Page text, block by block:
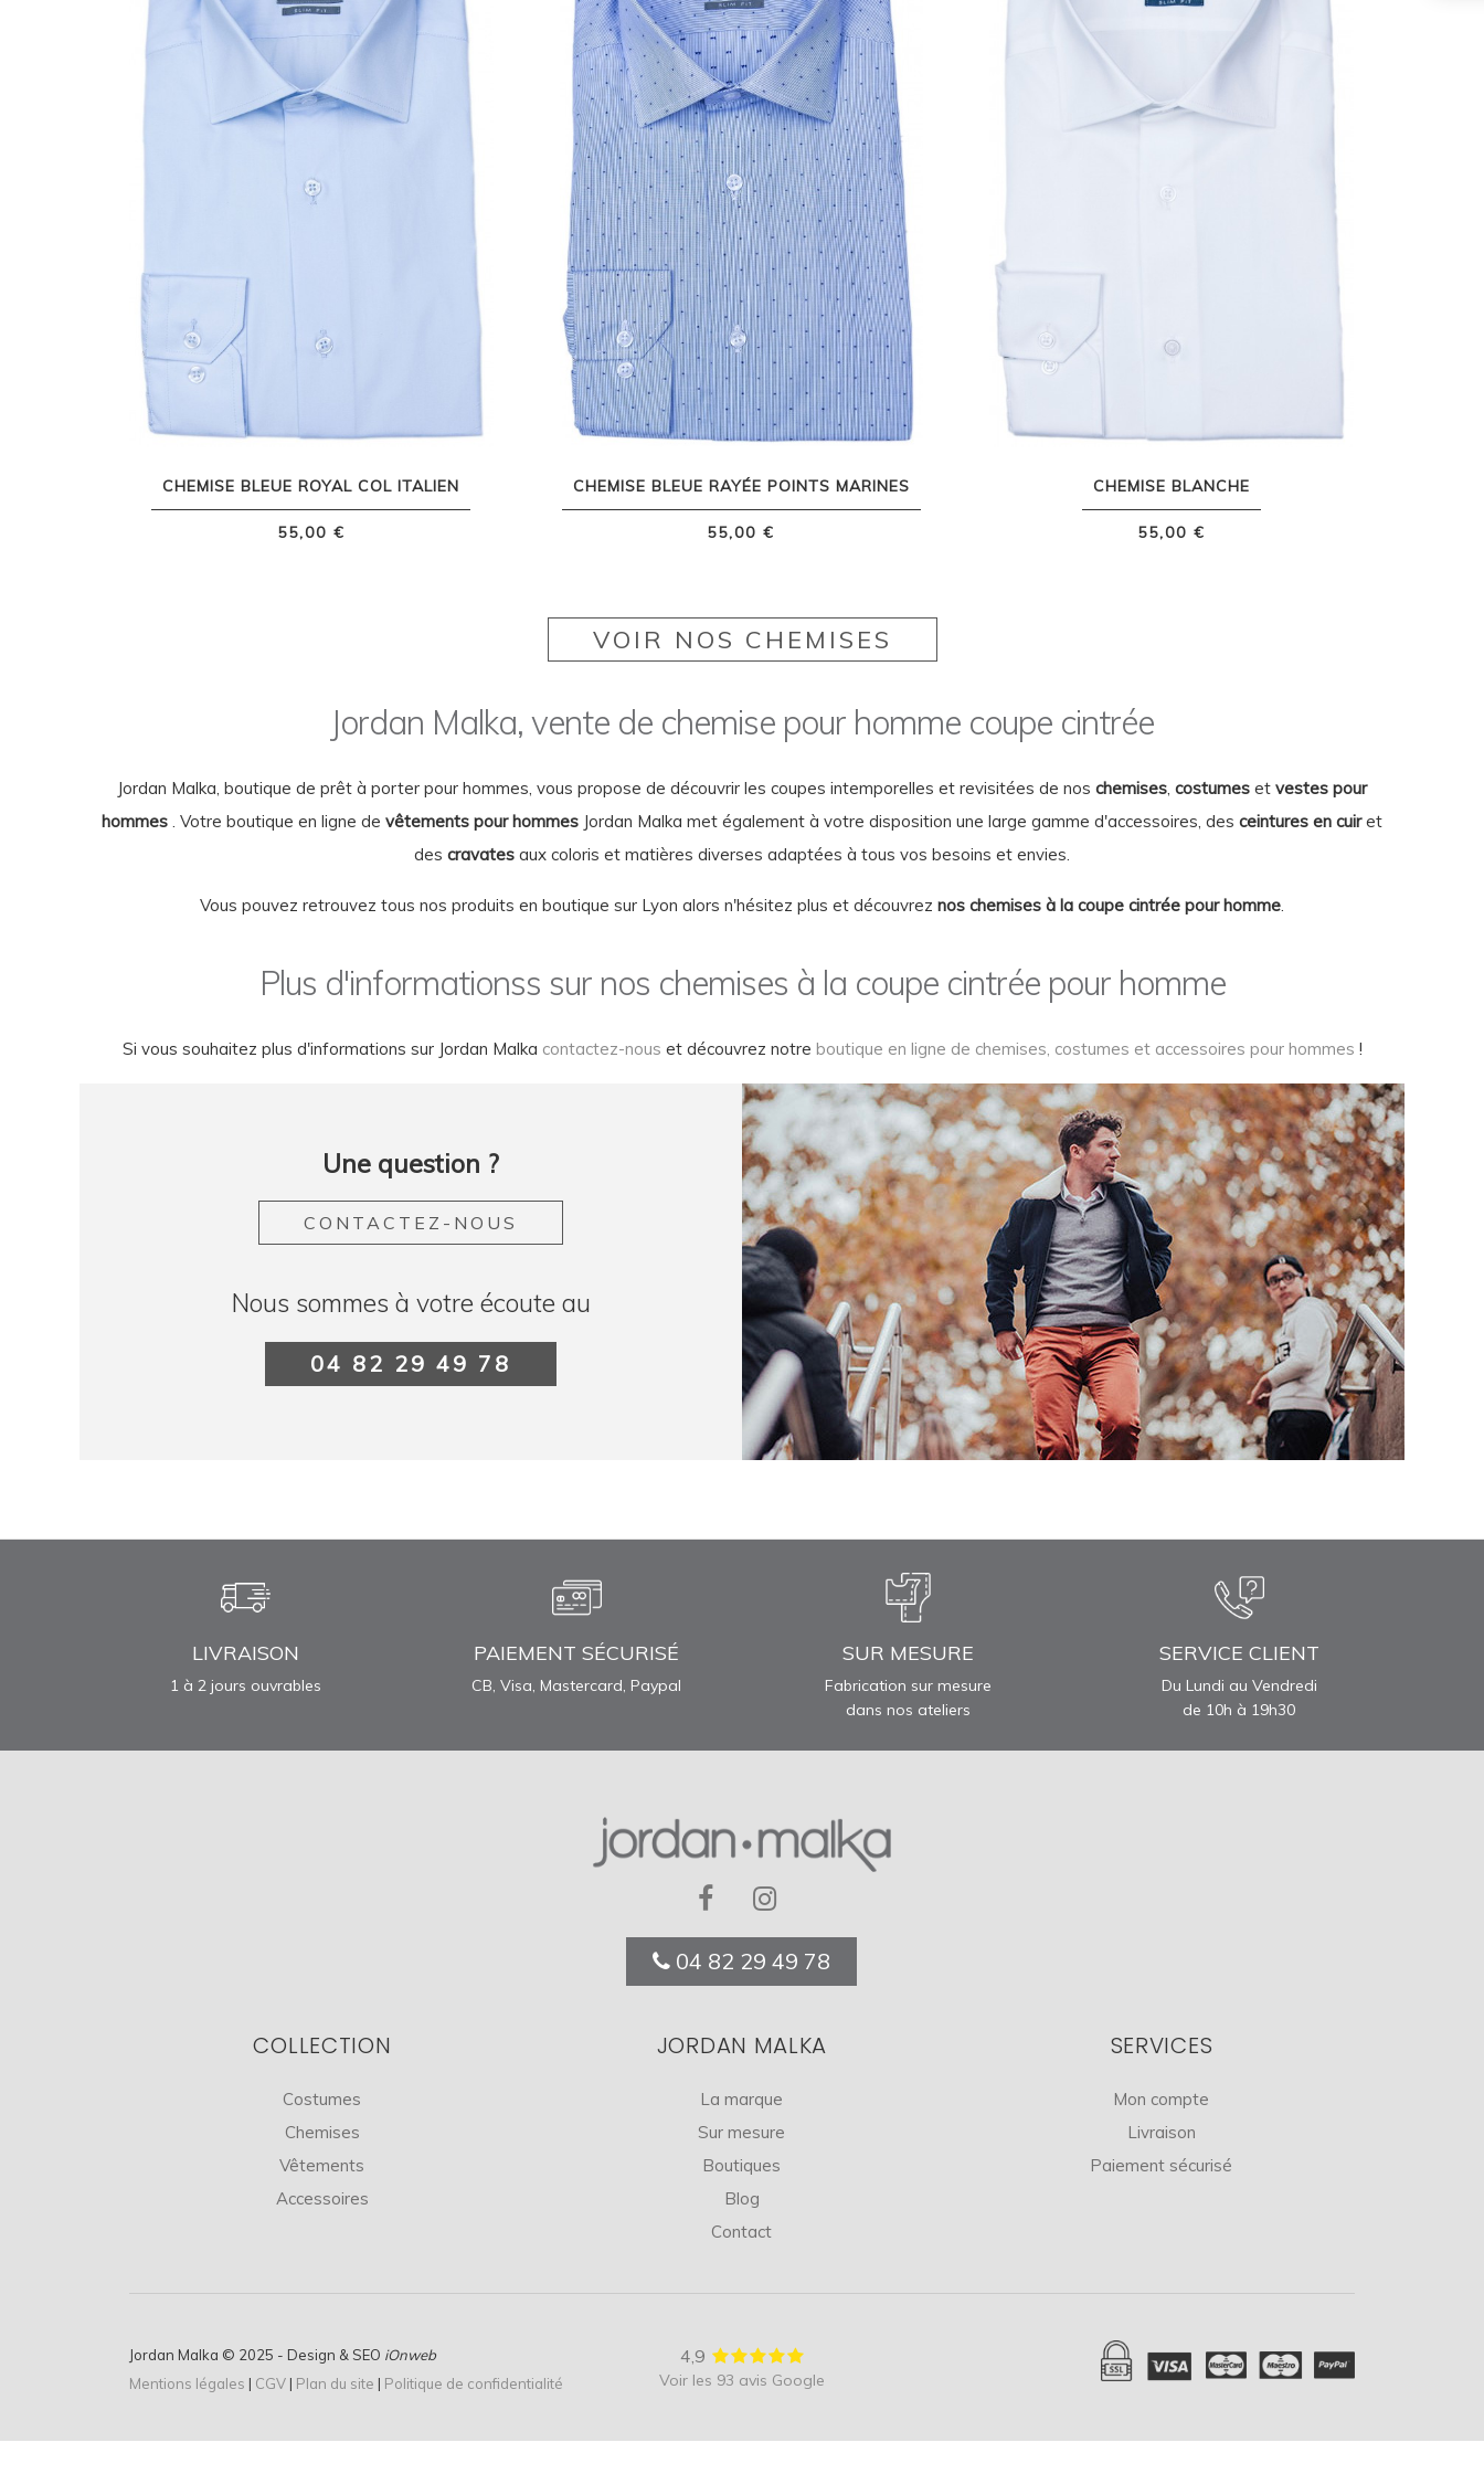
CHEMISE BLEUE ROYAL COL ITALIEN
55,00 €
CHEMISE BLEUE RAYÉE POINTS MARINES
55,00 €
CHEMISE BLANCHE
55,00 €
VOIR NOS CHEMISES
Jordan Malka, vente de chemise pour homme coupe cintrée
Jordan Malka, boutique de prêt à porter pour hommes, vous propose de découvrir les coupes intemporelles et revisitées de nos chemises, costumes et vestes pour
hommes . Votre boutique en ligne de vêtements pour hommes Jordan Malka met également à votre disposition une large gamme d'accessoires, des ceintures en cuiret
des cravates aux coloris et matières diverses adaptées à tous vos besoins et envies.
Vous pouvez retrouvez tous nos produits en boutique sur Lyon alors n'hésitez plus et découvrez nos chemises à la coupe cintrée pour homme.
Plus d'informationss sur nos chemises à la coupe cintrée pour homme
Si vous souhaitez plus d'informations sur Jordan Malka contactez-nous et découvrez notre boutique en ligne de chemises, costumes et accessoires pour hommes !
Une question ?
CONTACTEZ-NOUS
Nous sommes à votre écoute au
04 82 29 49 78
LIVRAISON
1 à 2 jours ouvrables
PAIEMENT SÉCURISÉ
CB, Visa, Mastercard, Paypal
SUR MESURE
Fabrication sur mesure
dans nos ateliers
SERVICE CLIENT
Du Lundi au Vendredi
de 10h à 19h30
04 82 29 49 78
COLLECTION
Costumes
Chemises
Vêtements
Accessoires
JORDAN MALKA
La marque
Sur mesure
Boutiques
Blog
Contact
SERVICES
Mon compte
Livraison
Paiement sécurisé
Jordan Malka © 2025 - Design & SEO iOnweb
Mentions légales | CGV | Plan du site | Politique de confidentialité
4,9
Voir les 93 avis Google